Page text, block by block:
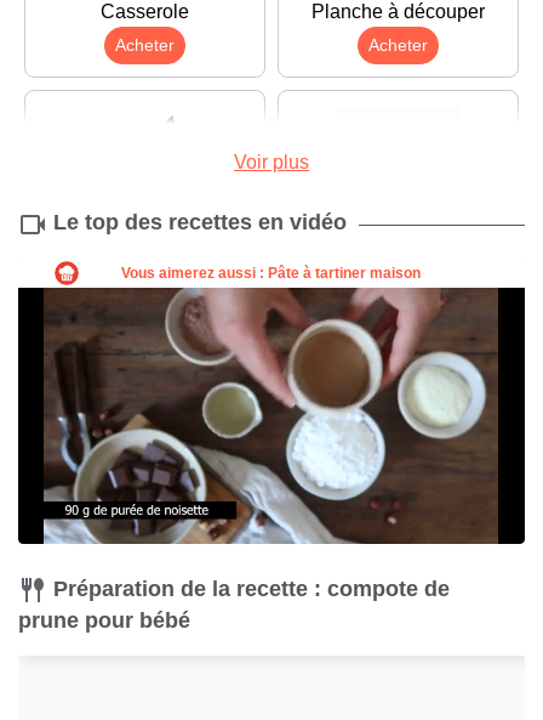
Casserole
Acheter
Planche à découper
Acheter
Couteau
Acheter Acheter
Voir plus
Le top des recettes en vidéo
Préparation de la recette : compote de
prune pour bébé